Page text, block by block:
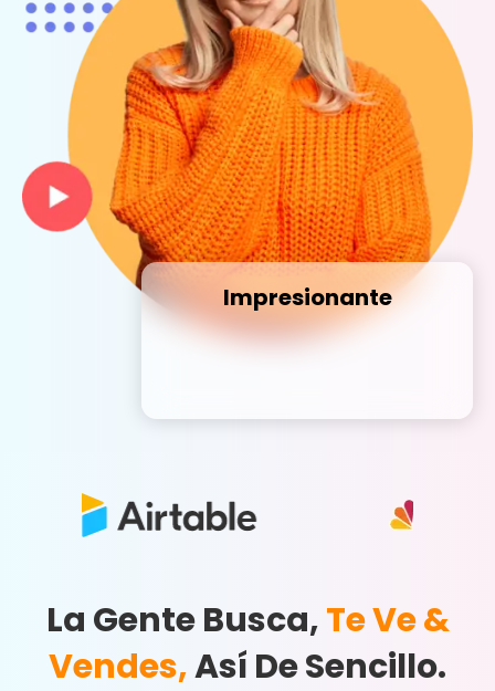
Impresionante
La Gente Busca,Te Ve &
Vendes,Así De Sencillo.